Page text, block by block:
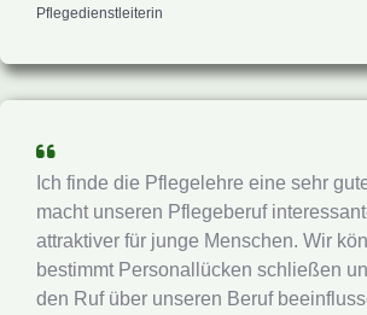
Pflegedienstleiterin
Ich finde die Pflegelehre eine sehr
macht unseren Pflegeberuf
attraktiver für junge Menschen. Wir
bestimmt Personallücken schließen
den Ruf über unseren Beruf